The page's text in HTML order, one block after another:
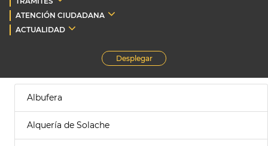
ATENCIÓN CIUDADANA
ACTUALIDAD
Desplegar
Albufera
Alquería de Solache